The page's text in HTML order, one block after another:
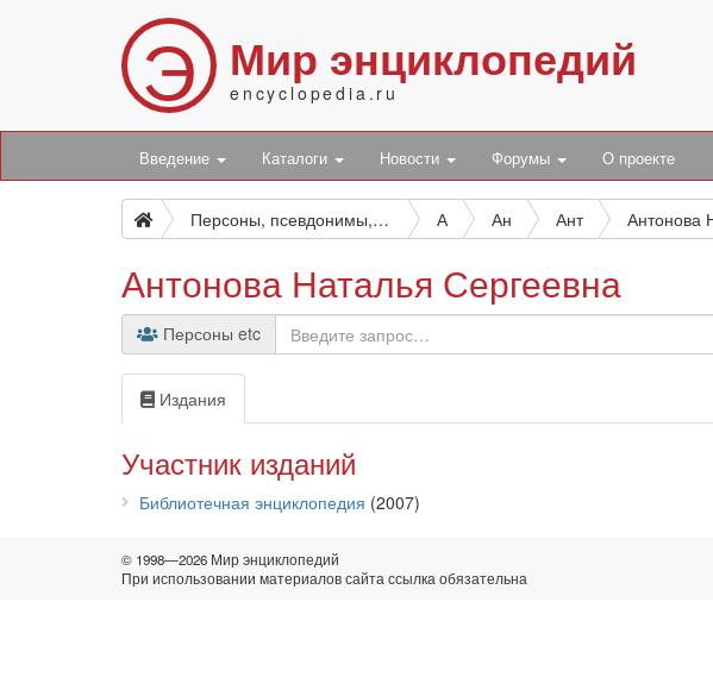
Э Мир энциклопедий
encyclopedia.ru
Введение Каталоги Новости Форумы О проекте
Персоны, псевдонимы, персонажи и боты А Ан Ант
Антонова Наталья Сергеевна
Персоны etc
Издания
Участник изданий
Библиотечная энциклопедия (2007)
© 1998—2026 Мир энциклопедий
При использовании материалов сайта ссылка обязательна